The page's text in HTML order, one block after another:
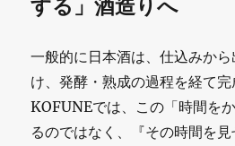
する」酒造りへ
一般的に日本酒は、仕込みか
け、発酵・熟成の過程を経て
KOFUNEでは、この「時間を
るのではなく、『その時間を